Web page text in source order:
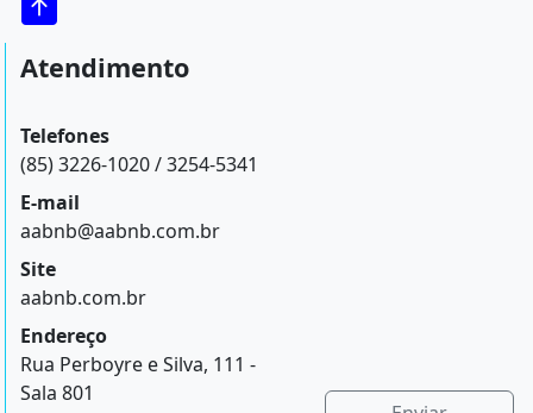
Atendimento
Telefones
(85) 3226-1020 / 3254-5341
E-mail
aabnb@aabnb.com.br
Site
aabnb.com.br
Endereço
Rua Perboyre e Silva, 111 -
Sala 801